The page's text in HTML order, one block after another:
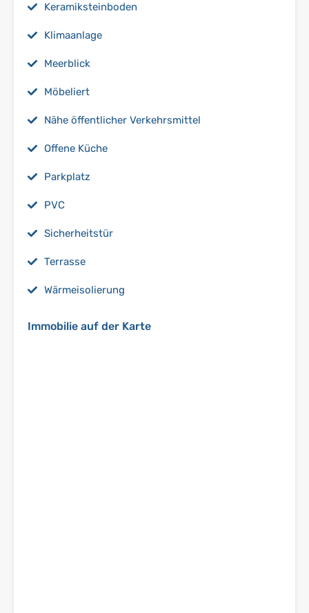
Keramiksteinboden
Klimaanlage
Meerblick
Möbeliert
Nähe öffentlicher Verkehrsmittel
Offene Küche
Parkplatz
PVC
Sicherheitstür
Terrasse
Wärmeisolierung
Immobilie auf der Karte